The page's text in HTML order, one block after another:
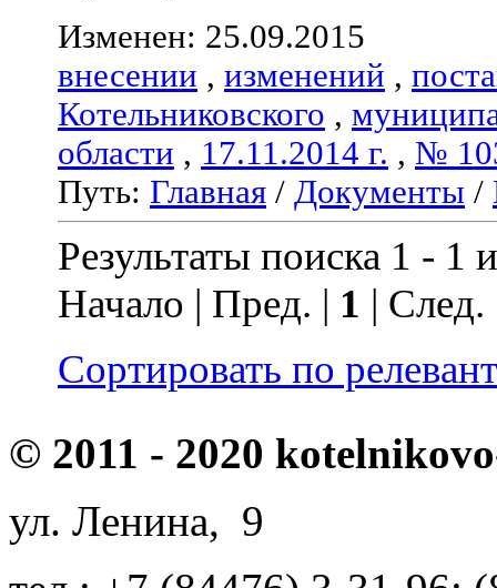
Изменен: 25.09.2015
внесении , изменений ,
Котельниковского ,
области , 17.11.2014 г. , №
Путь: Главная / Документы /
Результаты поиска 1 - 1
Начало | Пред. | 1 |
Сортировать по
© 2011 - 2020
ул. Ленина, 9